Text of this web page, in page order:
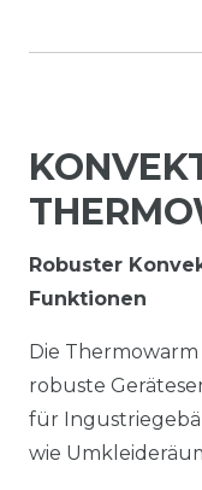
Robuster
Funktionen
Die
robuste
für
wie